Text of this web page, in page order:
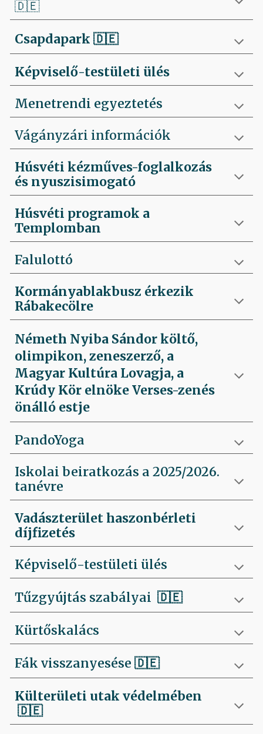
🇩🇪
Csapdapark 🇩🇪
Képviselő-testületi ülés
Menetrendi egyeztetés
Vágányzári információk
Húsvéti kézműves-foglalkozás
és nyuszisimogató
Húsvéti programok a
Templomban
Falulottó
Kormányablakbusz érkezik
Rábakecölre
Németh Nyiba Sándor költő,
olimpikon, zeneszerző, a
Magyar Kultúra Lovagja, a
Krúdy Kör elnöke Verses-zenés
önálló estje
PandoYoga
Iskolai beiratkozás a 2025/2026.
tanévre
Vadászterület haszonbérleti
díjfizetés
Képviselő-testületi ülés
Tűzgyújtás szabályai🇩🇪
Kürtőskalács
Fák visszanyesése🇩🇪
Külterületi utak védelmében
🇩🇪